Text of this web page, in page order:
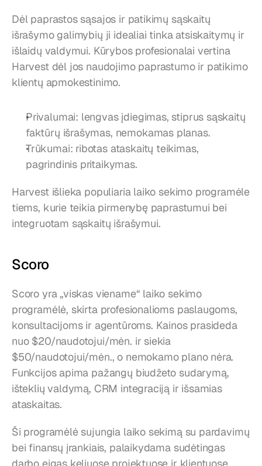
Dėl paprastos sąsajos ir patikimų sąskaitų
išrašymo galimybių ji idealiai tinka atsiskaitymų ir
išlaidų valdymui. Kūrybos profesionalai vertina
Harvest dėl jos naudojimo paprastumo ir patikimo
klientų apmokestinimo.
Privalumai: lengvas įdiegimas, stiprus sąskaitų
faktūrų išrašymas, nemokamas planas.
Trūkumai: ribotas ataskaitų teikimas,
pagrindinis pritaikymas.
Harvest išlieka populiaria laiko sekimo programėle
tiems, kurie teikia pirmenybę paprastumui bei
integruotam sąskaitų išrašymui.
Scoro
Scoro yra „viskas viename“ laiko sekimo
programėlė, skirta profesionalioms paslaugoms,
konsultacijoms ir agentūroms. Kainos prasideda
nuo $20/naudotojui/mėn. ir siekia
$50/naudotojui/mėn., o nemokamo plano nėra.
Funkcijos apima pažangų biudžeto sudarymą,
išteklių valdymą, CRM integraciją ir išsamias
ataskaitas.
Ši programėlė sujungia laiko sekimą su pardavimų
bei finansų įrankiais, palaikydama sudėtingas